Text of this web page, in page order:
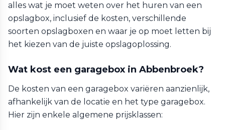
alles wat je moet weten over het huren van een
opslagbox, inclusief de kosten, verschillende
soorten opslagboxen en waar je op moet letten bij
het kiezen van de juiste opslagoplossing.
Wat kost een garagebox in Abbenbroek?
De kosten van een garagebox variëren aanzienlijk,
afhankelijk van de locatie en het type garagebox.
Hier zijn enkele algemene prijsklassen: